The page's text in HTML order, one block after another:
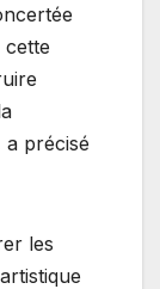
précisé
les